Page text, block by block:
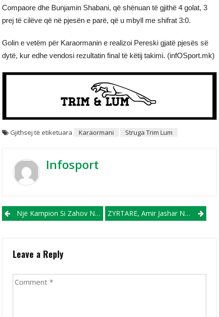
Compaore dhe Bunjamin Shabani, që shënuan të gjithë 4 golat, 3
prej të cilëve që në pjesën e parë, që u mbyll me shifrat 3:0.
Golin e vetëm për Karaormanin e realizoi Pereski gjatë pjesës së
dytë, kur edhe vendosi rezultatin final të këtij takimi. (infOSport.mk)
Gjithsej të etiketuara Karaormani Struga Trim Lum
Infosport
Post navigation
Një Kampion Si Zahov Në Portën E Voska Sport ZYRTARE, Amir Jashar Ndahet Me Gostivarin
Leave a Reply